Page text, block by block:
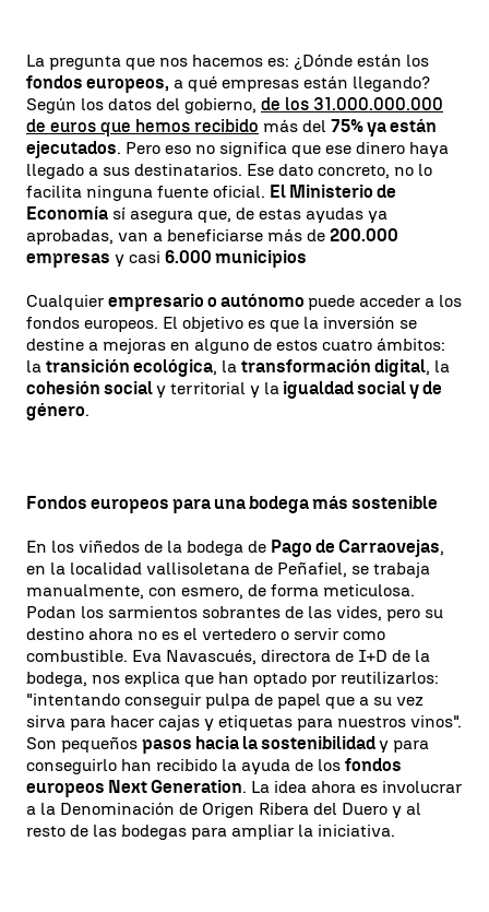
La pregunta que nos hacemos es: ¿Dónde están los
fondos europeos, a qué empresas están llegando?
Según los datos del gobierno, de los 31.000.000.000
de euros que hemos recibido más del 75% ya están
ejecutados. Pero eso no significa que ese dinero haya
llegado a sus destinatarios. Ese dato concreto, no lo
facilita ninguna fuente oficial. El Ministerio de
Economía sí asegura que, de estas ayudas ya
aprobadas, van a beneficiarse más de 200.000
empresas y casi 6.000 municipios
Cualquier empresario o autónomo puede acceder a los
fondos europeos. El objetivo es que la inversión se
destine a mejoras en alguno de estos cuatro ámbitos:
la transición ecológica, la transformación digital, la
cohesión socialy territorial y la igualdad social y de
género.
Fondos europeos para una bodega más sostenible
En los viñedos de la bodega de Pago de Carraovejas,
en la localidad vallisoletana de Peñafiel, se trabaja
manualmente, con esmero, de forma meticulosa.
Podan los sarmientos sobrantes de las vides, pero su
destino ahora no es el vertedero o servir como
combustible. Eva Navascués, directora de I+D de la
bodega, nos explica que han optado por reutilizarlos:
"intentando conseguir pulpa de papel que a su vez
sirva para hacer cajas y etiquetas para nuestros vinos".
Son pequeños pasos hacia la sostenibilidady para
conseguirlo han recibido la ayuda de los fondos
europeos Next Generation. La idea ahora es involucrar
a la Denominación de Origen Ribera del Duero y al
resto de las bodegas para ampliar la iniciativa.